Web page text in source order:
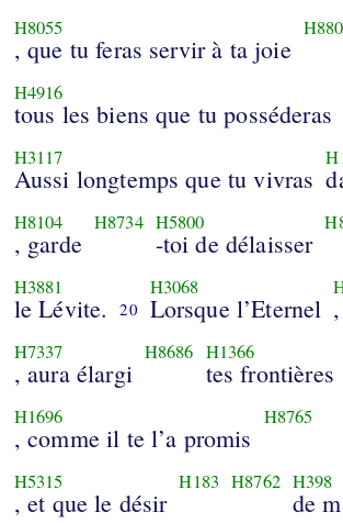
H8055
, que tu feras servir à ta joie
H4916
tous les biens que tu posséderas
H3117
Aussi longtemps que tu vivras
H8104
, garde
H8734 H5800
-toi de délaisser
H3881
le Lévite. 20
H3068
Lorsque l’Eternel
H7337
, aura élargi
H8686 H1366
tes frontières
H1696
, comme il te l’a promis
H8765
H5315
, et que le désir
H183 H8762 H398
de